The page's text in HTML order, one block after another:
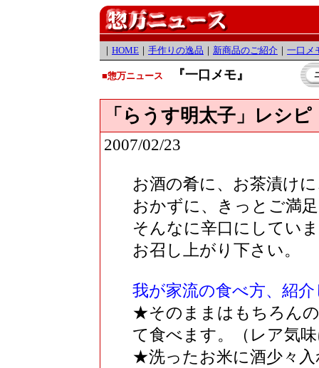
｜ HOME ｜ 手作りの逸品 ｜ 新商品のご紹介 ｜ 一口メ
■惣万ニュース 『一口メモ』
「らうす明太子」レシピ
2007/02/23
お酒の肴に、お茶漬け
おかずに、きっとご満
そんなに辛口にしてい
お召し上がり下さい。
我が家流の食べ方、紹
★そのままはもちろん
て食べます。（レア気
★洗ったお米に酒少々